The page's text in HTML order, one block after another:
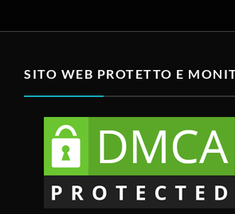
SITO WEB PROTETTO E